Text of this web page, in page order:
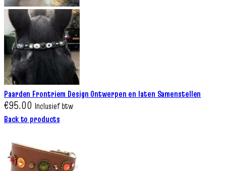
Paarden Frontriem Design Ontwerpen en laten Samenstellen
€95.00 Inclusief btw
Back to products